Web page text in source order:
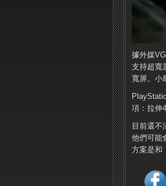
據外媒
支持超寬
寬屏。小
項：拉伸
目前還不
他們可能
方案是和